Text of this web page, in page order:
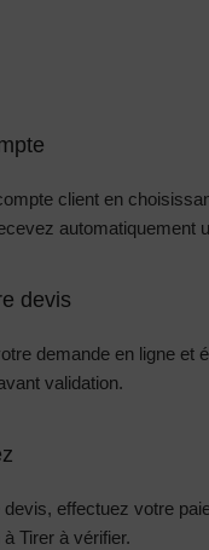
client en
automatiquement
devis
demande en ligne et
validation.
effectuez votre
Tirer à vérifier.